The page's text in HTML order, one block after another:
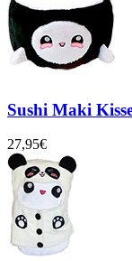
Sushi Maki
27,95€